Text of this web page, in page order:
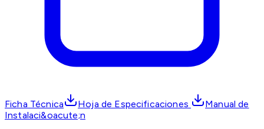
Ficha Técnica Hoja de Especificaciones
Manual de
Instalaci&oacute;n